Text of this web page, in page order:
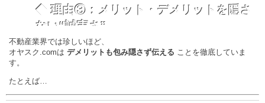
◆ 理由③：メリット・デメリットを隠さ
ない“誠実さ”
不動産業界では珍しいほど、
オヤスク.comは デメリットも包み隠さず伝える ことを徹底していま
す。
たとえば…